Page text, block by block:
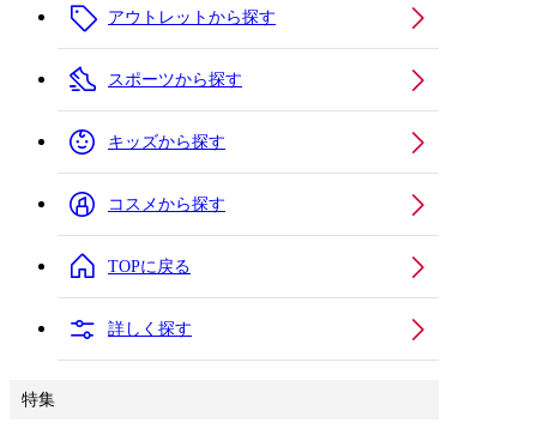
アウトレットから探す
スポーツから探す
キッズから探す
コスメから探す
TOPに戻る
詳しく探す
特集